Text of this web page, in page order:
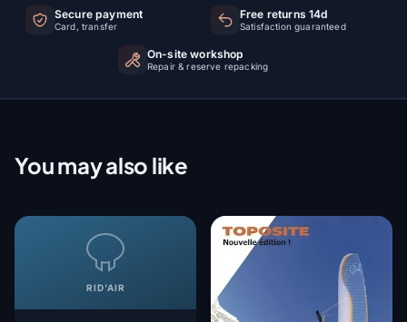
Secure payment
Card, transfer
Free returns 14d
Satisfaction guaranteed
On-site workshop
Repair & reserve repacking
You may also like
RID'AIR